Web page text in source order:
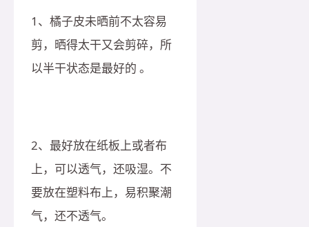
1、橘子皮未晒前不太容易
剪，晒得太干又会剪碎，所
以半干状态是最好的 。
2、最好放在纸板上或者布
上，可以透气，还吸湿。不
要放在塑料布上，易积聚潮
气，还不透气。